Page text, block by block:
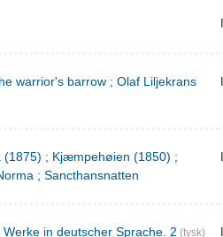
warrior's barrow ; Olaf Liljekrans
(1875) ; Kjæmpehøien (1850) ;
; Sancthansnatten
in deutscher Sprache. 2 (tysk)